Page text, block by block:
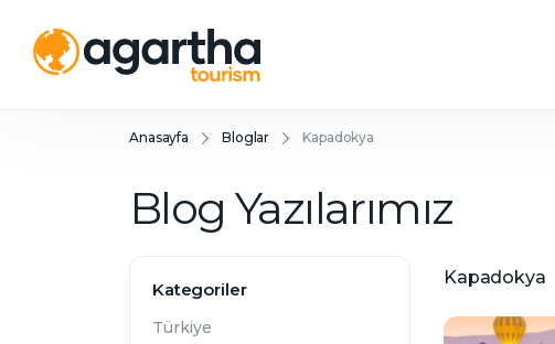
Anasayfa Bloglar Kapadokya
Blog Yazılarımız
Kategoriler
Türkiye
Kapadokya